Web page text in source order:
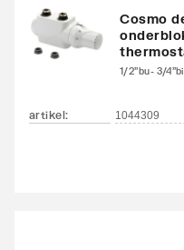
Warmteafgifte 20°C -
70/40
laboratorium
Cosmo
1/2"bu- 3/
artikel: 1044309